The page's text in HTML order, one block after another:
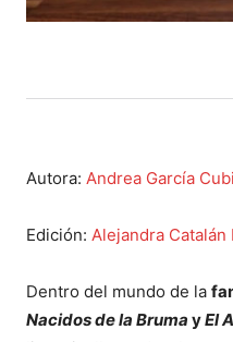
Autora: Andrea García
Edición: Alejandra Catalán
Dentro del mundo de la
Nacidos de la Bruma yEl